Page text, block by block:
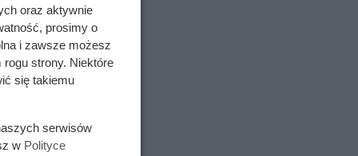
oraz aktywnie
prosimy o
i zawsze możesz
strony. Niektóre
się takiemu
serwisów
w Polityce